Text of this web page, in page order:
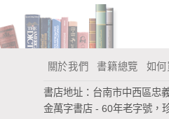
關於我們 書籍總覽 如何
書店地址：台南市中西區忠
金萬字書店 - 60年老字號，